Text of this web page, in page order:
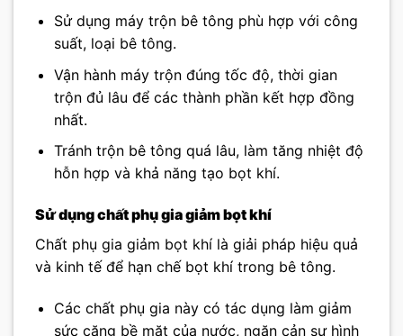
Sử dụng máy trộn bê tông phù hợp với công
suất, loại bê tông.
Vận hành máy trộn đúng tốc độ, thời gian
trộn đủ lâu để các thành phần kết hợp đồng
nhất.
Tránh trộn bê tông quá lâu, làm tăng nhiệt độ
hỗn hợp và khả năng tạo bọt khí.
Sử dụng chất phụ gia giảm bọt khí
Chất phụ gia giảm bọt khí là giải pháp hiệu quả
và kinh tế để hạn chế bọt khí trong bê tông.
Các chất phụ gia này có tác dụng làm giảm
sức căng bề mặt của nước, ngăn cản sự hình